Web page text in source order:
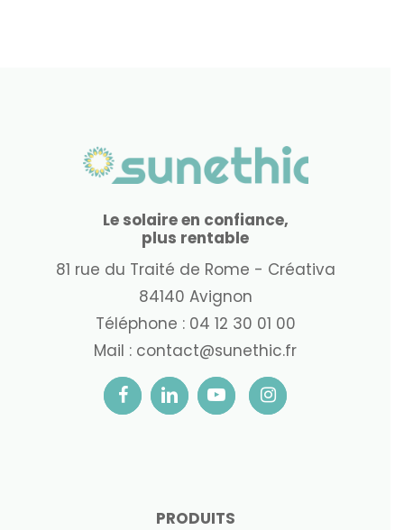
Le solaire en confiance,
plus rentable
81 rue du Traité de Rome - Créativa
84140 Avignon
Téléphone : 04 12 30 01 00
Mail : contact@sunethic.fr
PRODUITS